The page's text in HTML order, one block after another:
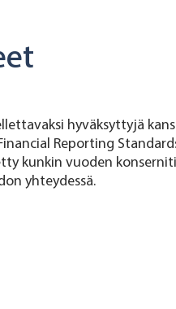
hyväksyttyjä
Reporting
kunkin vuoden
yhteydessä.